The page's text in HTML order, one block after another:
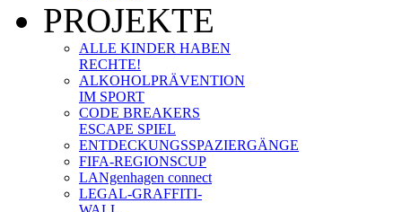
PROJEKTE
ALLE KINDER HABEN
RECHTE!
ALKOHOLPRÄVENTION
IM SPORT
CODE BREAKERS
ESCAPE SPIEL
ENTDECKUNGSSPAZIERGÄNGE
FIFA-REGIONSCUP
LANgenhagen connect
LEGAL-GRAFFITI-